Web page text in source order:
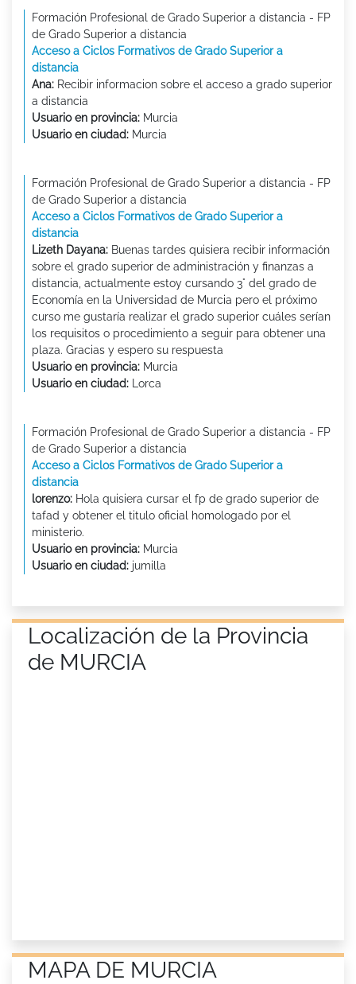
Formación Profesional de Grado Superior a distancia - FP
de Grado Superior a distancia
Acceso a Ciclos Formativos de Grado Superior a
distancia
Ana: Recibir informacion sobre el acceso a grado superior
a distancia
Usuario en provincia: Murcia
Usuario en ciudad: Murcia
Formación Profesional de Grado Superior a distancia - FP
de Grado Superior a distancia
Acceso a Ciclos Formativos de Grado Superior a
distancia
Lizeth Dayana: Buenas tardes quisiera recibir información
sobre el grado superior de administración y finanzas a
distancia, actualmente estoy cursando 3° del grado de
Economía en la Universidad de Murcia pero el próximo
curso me gustaría realizar el grado superior cuáles serían
los requisitos o procedimiento a seguir para obtener una
plaza. Gracias y espero su respuesta
Usuario en provincia: Murcia
Usuario en ciudad: Lorca
Formación Profesional de Grado Superior a distancia - FP
de Grado Superior a distancia
Acceso a Ciclos Formativos de Grado Superior a
distancia
lorenzo: Hola quisiera cursar el fp de grado superior de
tafad y obtener el titulo oficial homologado por el
ministerio.
Usuario en provincia: Murcia
Usuario en ciudad: jumilla
Localización de la Provincia
de MURCIA
MAPA DE MURCIA